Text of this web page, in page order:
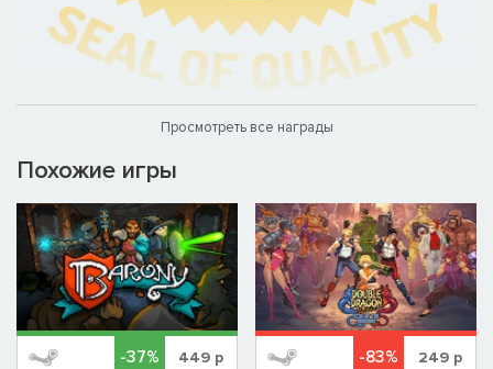
Просмотреть все награды
Похожие игры
-37% 449 р -83% 249р